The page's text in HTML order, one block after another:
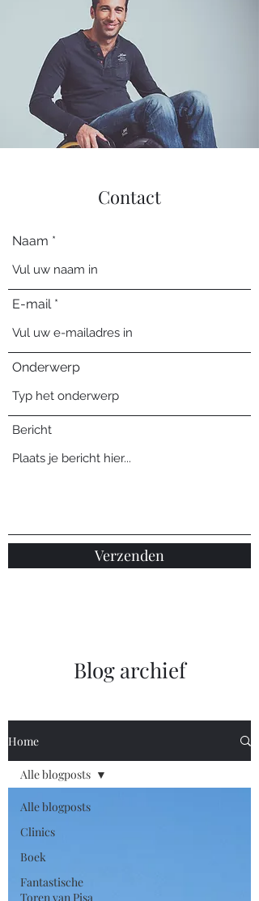
Contact
Naam
E-mail
Onderwerp
Bericht
Verzenden
Blog archief
Home
Alle blogposts
Clinics
Boek
Fantastische
Toren van Pisa
Alle blogposts